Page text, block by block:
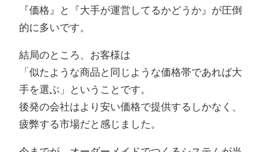
『価格』と『大手が運営してるかどうか』が圧倒
的に多いです。
結局のところ、お客様は
「似たような商品と同じような価格帯であれば大
手を選ぶ」ということです。
後発の会社はより安い価格で提供するしかなく、
疲弊する市場だと感じました。